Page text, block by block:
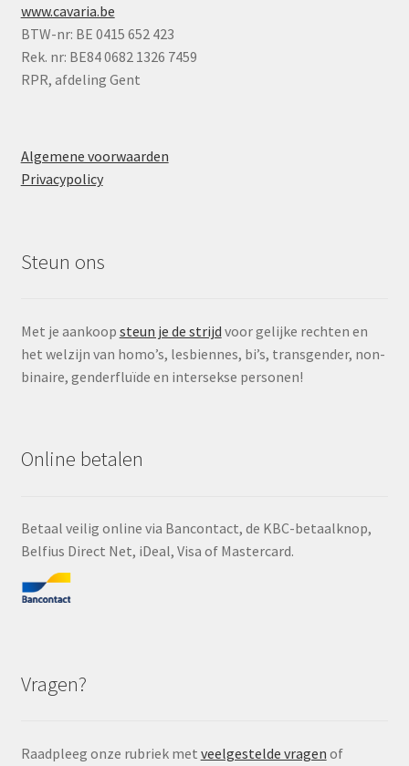
www.cavaria.be
BTW-nr: BE 0415 652 423
Rek. nr: BE84 0682 1326 7459
RPR, afdeling Gent
Algemene voorwaarden
Privacypolicy
Steun ons
Met je aankoop steun je de strijd voor gelijke rechten en
het welzijn van homo’s, lesbiennes, bi’s, transgender, non-
binaire, genderfluïde en intersekse personen!
Online betalen
Betaal veilig online via Bancontact, de KBC-betaalknop,
Belfius Direct Net, iDeal, Visa of Mastercard.
Vragen?
Raadpleeg onze rubriek met veelgestelde vragen of